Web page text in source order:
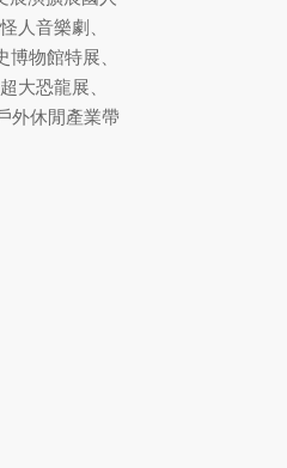
人音樂劇、
物館特展、
大恐龍展、
外休閒產業帶